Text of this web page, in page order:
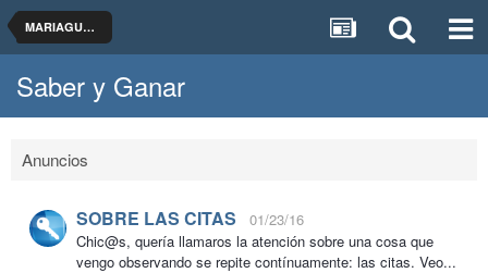
MARIAGUARDIA
Saber y Ganar
Anuncios
SOBRE LAS CITAS
01/23/16
Chic@s, quería llamaros la atención sobre una cosa que
vengo observando se repite contínuamente: las citas. Veo...